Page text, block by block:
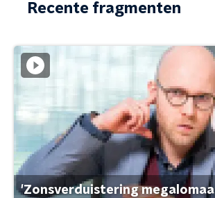
Recente fragmenten
'Zonsverduistering